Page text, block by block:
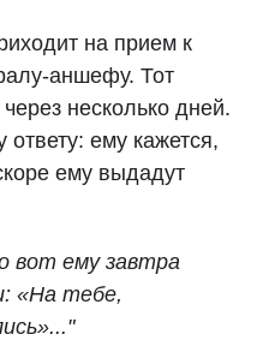
на прием к
аншефу. Тот
несколько дней.
ответу: ему кажется,
ему выдадут
вот ему завтра
«На тебе,